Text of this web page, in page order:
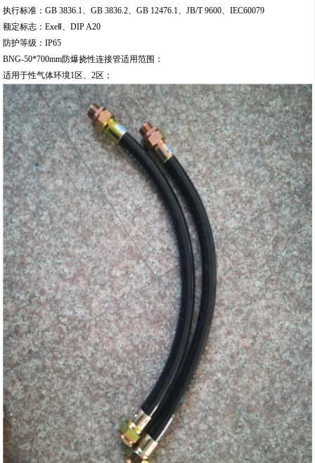
执行标准：GB 3836.1、GB 3836.2、GB 12476.1、JB/T 9600、IEC60079
额定标志：ExeⅡ、DIP A20
防护等级：IP65
BNG-50*700mm防爆挠性连接管适用范围：
适用于性气体环境1区、2区；